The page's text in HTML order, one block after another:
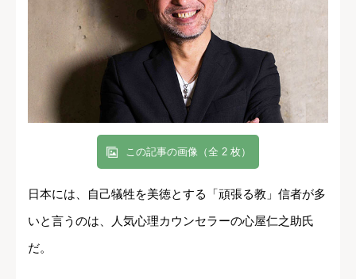
この記事の画像（全 2 枚）
日本には、自己犠牲を美徳とする「頑張る教」信者が多
いと言うのは、人気心理カウンセラーの心屋仁之助氏
だ。